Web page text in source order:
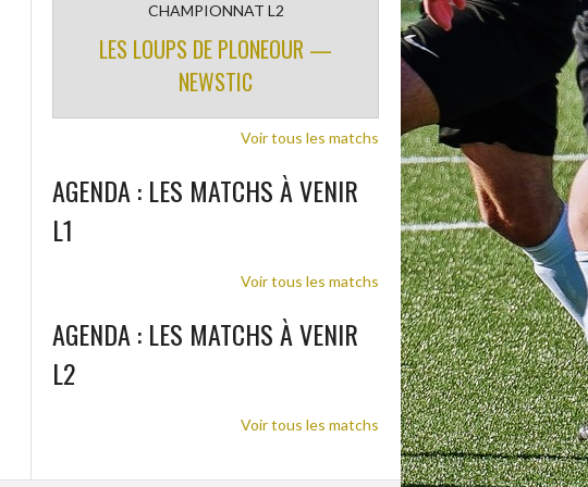
CHAMPIONNAT L2
LES LOUPS DE PLONEOUR —
NEWSTIC
Voir tous les matchs
AGENDA : LES MATCHS À VENIR
L1
Voir tous les matchs
AGENDA : LES MATCHS À VENIR
L2
Voir tous les matchs